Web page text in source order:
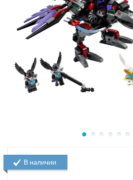
логово воришек, состоящее из
причалом, раскидистого дерева
болотного катера с пропеллером.
Кроме того Вы сможете
отдела полиции, снабдив
внедорожником и надувной
наборе присутствуют 5
В наличии